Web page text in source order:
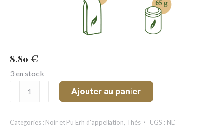
8.80 €
3 en stock
Ceylan
(Oolong)
Ajouter au panier
Catégories : Noir et Pu Erh d'appellation, Thés UGS : ND